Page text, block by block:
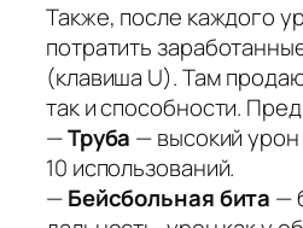
Также, после каждого
потратить
(клавиша U). Там
так и способности.
—Труба — высокий
10 использований.
—Бейсбольная бита —